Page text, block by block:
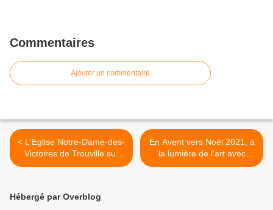
Commentaires
Ajouter un commentaire
< L'Eglise Notre-Dame-des-
Victoires de Trouville sur
mer vue....du ciel !
En Avent vers Noël 2021, à
la lumière de l'art avec
Narthex ! >
Hébergé par Overblog